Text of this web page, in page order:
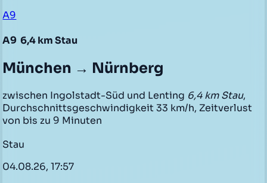
A9
A9 6,4 km Stau
München → Nürnberg
zwischen Ingolstadt-Süd und Lenting 6,4 km Stau,
Durchschnittsgeschwindigkeit 33 km/h, Zeitverlust
von bis zu 9 Minuten
Stau
04.08.26, 17:57